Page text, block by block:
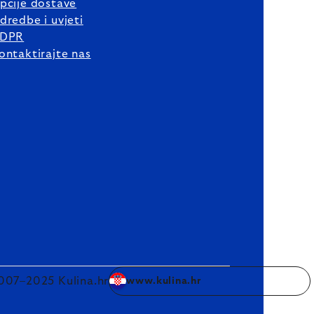
dostave
i uvjeti
nas
Kulina.hr www.kulina.hr